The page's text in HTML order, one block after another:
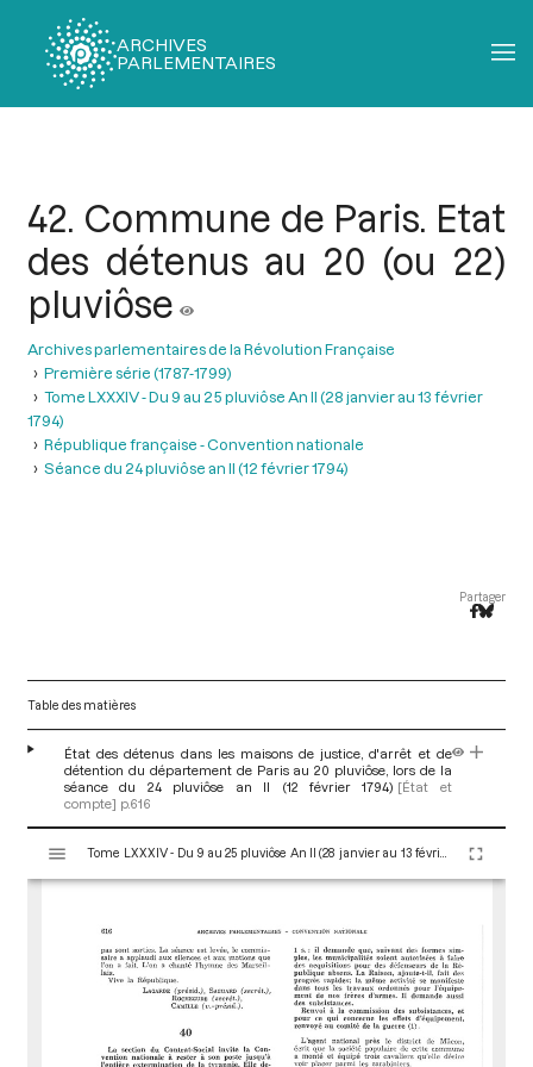
ARCHIVES
PARLEMENTAIRES
42. Commune de Paris. Etat
des détenus au 20 (ou 22)
pluviôse
Archives parlementaires de la Révolution Française
Première série (1787-1799)
Tome LXXXIV - Du 9 au 25 pluviôse An II (28 janvier au 13 février
1794)
République française - Convention nationale
Séance du 24 pluviôse an II (12 février 1794)
Partager
Table des matières
État des détenus dans les maisons de justice, d'arrêt et de
détention du département de Paris au 20 pluviôse, lors de la
séance du 24 pluviôse an II (12 février 1794) [État et
compte] p.616
s